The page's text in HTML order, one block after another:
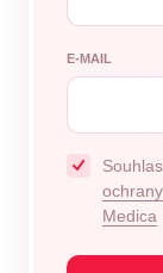
E-MAIL
Medica